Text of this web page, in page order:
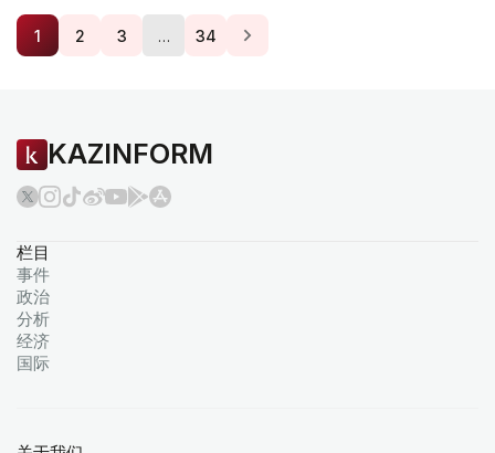
1 2 3 … 34
KAZINFORM
栏目
事件
政治
分析
经济
国际